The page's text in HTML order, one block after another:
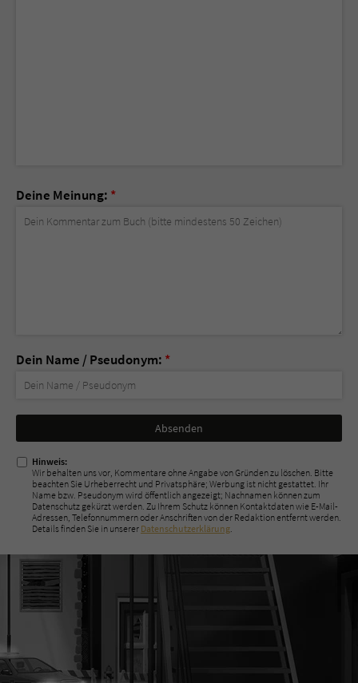
Deine Meinung: *
Dein Name / Pseudonym: *
Nicht
ausfüllen!
Hinweis:
Wir behalten uns vor, Kommentare ohne Angabe von Gründen zu löschen. Bitte
beachten Sie Urheberrecht und Privatsphäre; Werbung ist nicht gestattet. Ihr
Name bzw. Pseudonym wird öffentlich angezeigt; Nachnamen können zum
Datenschutz gekürzt werden. Zu Ihrem Schutz können Kontaktdaten wie E-Mail-
Adressen, Telefonnummern oder Anschriften von der Redaktion entfernt werden.
Details finden Sie in unserer Datenschutzerklärung